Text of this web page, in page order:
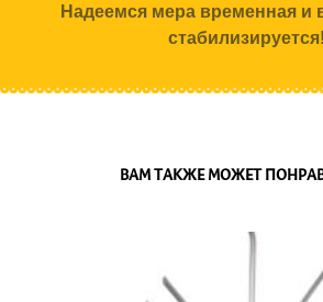
Надеемся мера временная и
стабилизируется!
ВАМ ТАКЖЕ МОЖЕТ